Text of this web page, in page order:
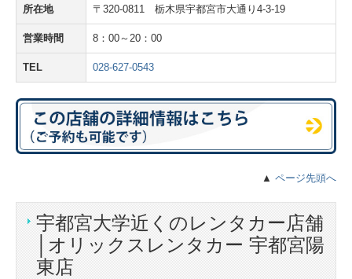
所在地 〒320-0811 栃木県宇都宮市大通り4-3-19
営業時間 8：00～20：00
TEL 028-627-0543
▲ ページ先頭へ
宇都宮大学近くのレンタカー店舗
│オリックスレンタカー 宇都宮陽
東店